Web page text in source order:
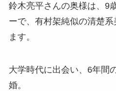
鈴木亮平さんの奥様は、9
ーで、有村架純似の清楚
ます。
大学時代に出会い、6年間
婚。